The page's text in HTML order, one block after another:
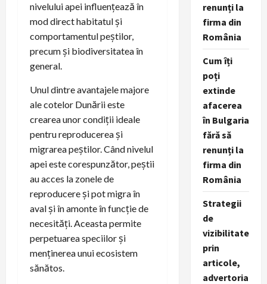
nivelului apei influențează în
mod direct habitatul și
comportamentul peștilor,
precum și biodiversitatea în
general.
Unul dintre avantajele majore
ale cotelor Dunării este
crearea unor condiții ideale
pentru reproducerea și
migrarea peștilor. Când nivelul
apei este corespunzător, peștii
au acces la zonele de
reproducere și pot migra în
aval și în amonte în funcție de
necesități. Aceasta permite
perpetuarea speciilor și
menținerea unui ecosistem
sănătos.
renunți la
firma din
România
Cum îți
poți
extinde
afacerea
în Bulgaria
fără să
renunți la
firma din
România
Strategii
de
vizibilitate
prin
articole,
advertoria